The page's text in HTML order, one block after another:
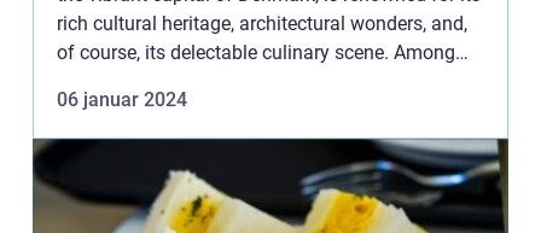
rich cultural heritage, architectural wonders, and,
of course, its delectable culinary scene. Among
offer...
06 januar 2024